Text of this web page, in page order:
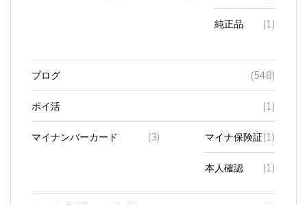
純正品 (1)
ブログ (548)
ポイ活 (1)
マイナンバーカード (3) マイナ保険証(1)
本人確認 (1)
ムーバブルTypeのサイト (1)